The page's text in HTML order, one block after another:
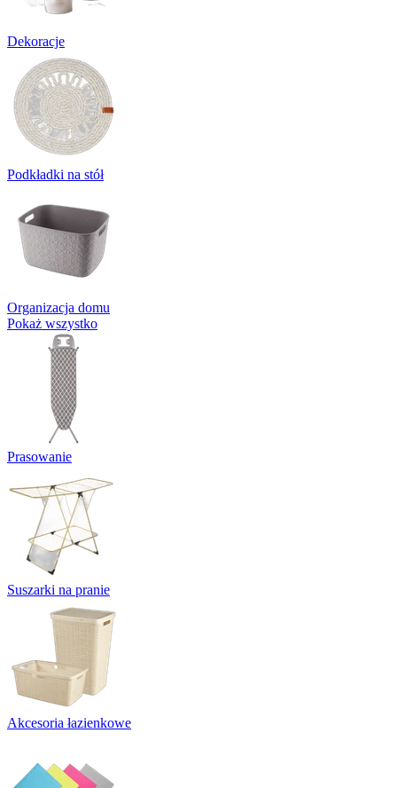
Dekoracje
Podkładki na stół
Organizacja domu
Pokaż wszystko
Prasowanie
Suszarki na pranie
Akcesoria łazienkowe